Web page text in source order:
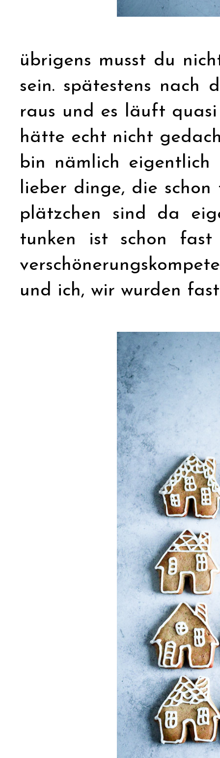
übrigens musst du
sein. spätestens nach
raus und es läuft
hätte echt nicht
bin nämlich eigentlich
lieber dinge, die
plätzchen sind da
tunken ist schon
und ich, wir wurden